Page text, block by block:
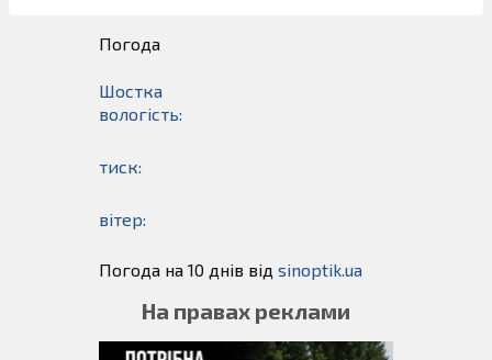
Погода
Шостка
вологість:
тиск:
вітер:
Погода на 10 днів від sinoptik.ua
На правах реклами